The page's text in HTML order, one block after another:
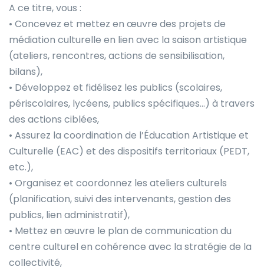
A ce titre, vous :
• Concevez et mettez en œuvre des projets de
médiation culturelle en lien avec la saison artistique
(ateliers, rencontres, actions de sensibilisation,
bilans),
• Développez et fidélisez les publics (scolaires,
périscolaires, lycéens, publics spécifiques…) à travers
des actions ciblées,
• Assurez la coordination de l’Éducation Artistique et
Culturelle (EAC) et des dispositifs territoriaux (PEDT,
etc.),
• Organisez et coordonnez les ateliers culturels
(planification, suivi des intervenants, gestion des
publics, lien administratif),
• Mettez en œuvre le plan de communication du
centre culturel en cohérence avec la stratégie de la
collectivité,